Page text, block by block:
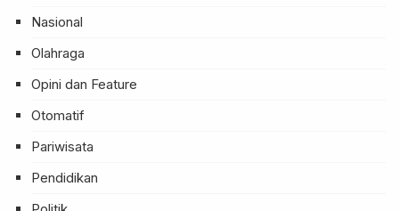
Nasional
Olahraga
Opini dan Feature
Otomatif
Pariwisata
Pendidikan